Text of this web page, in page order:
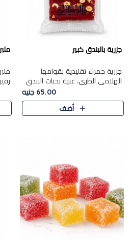
جزرية بالبندق كبير
جزرية حمراء تقليدية بقوامها
الهلامي الطري، غنية بحبات البندق
الفاخرة التي تضيف قرمشة راقية
إلى قوامها الناعم، لتقدم مزيجًا
متوازنًا من النكه..
65.00 جنيه
أضف